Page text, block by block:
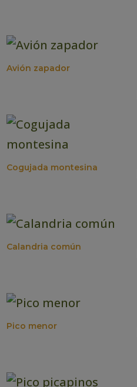
Avión zapador
Cogujada montesina
Calandria común
Pico menor